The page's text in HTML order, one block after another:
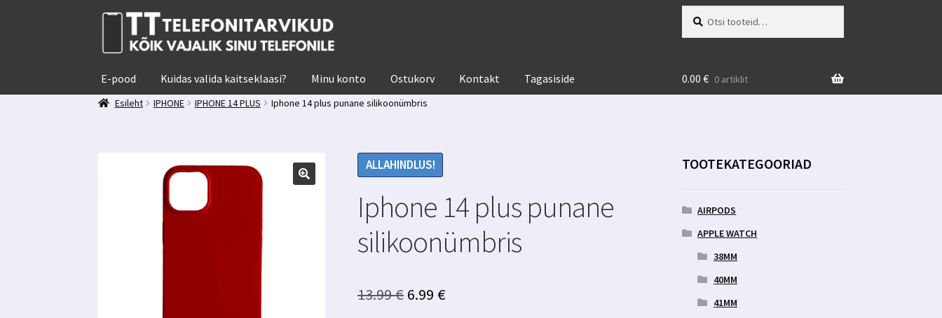
Liigu
navigeerimisele
Liigu
juurde
E-pood Kuidas valida kaitseklaasi? Minu konto Ostukorv Kontakt Tagasiside 0.00 € 0 artiklit
Esileht
IPHONE IPHONE 14 PLUS Iphone 14 plus punane silikoonümbris
ALLAHINDLUS!
Iphone 14 plus punane
silikoonümbris
13.99€ Algne
6.99 €Praegune
TOOTEKATEGOORIAD
AIRPODS
APPLE WATCH
38MM
40MM
41MM